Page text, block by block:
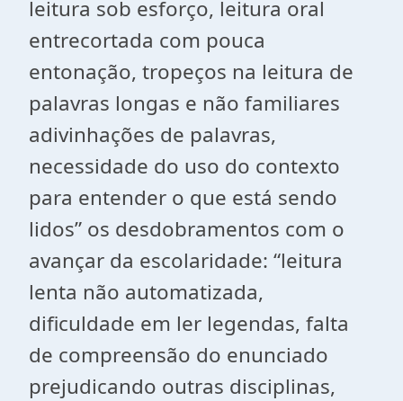
leitura sob esforço, leitura oral
entrecortada com pouca
entonação, tropeços na leitura de
palavras longas e não familiares
adivinhações de palavras,
necessidade do uso do contexto
para entender o que está sendo
lidos” os desdobramentos com o
avançar da escolaridade: “leitura
lenta não automatizada,
dificuldade em ler legendas, falta
de compreensão do enunciado
prejudicando outras disciplinas,